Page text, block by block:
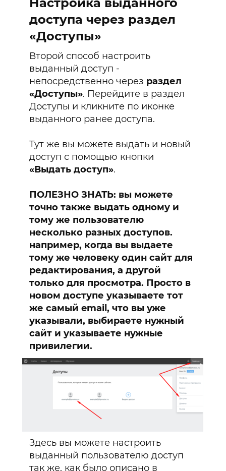
доступа через раздел
«Доступы»
Второй способ настроить
выданный доступ -
непосредственно через раздел
«Доступы». Перейдите в раздел
Доступы и кликните по иконке
выданного ранее доступа.
Тут же вы можете выдать и новый
доступ с помощью кнопки
«Выдать доступ».
ПОЛЕЗНО ЗНАТЬ: вы можете
точно также выдать одному и
тому же пользователю
несколько разных доступов.
например, когда вы выдаете
тому же человеку один сайт для
редактирования, а другой
только для просмотра. Просто в
новом доступе указываете тот
же самый email, что вы уже
указывали, выбираете нужный
сайт и указываете нужные
привилегии.
Здесь вы можете настроить
выданный пользователю доступ
так же, как было описано в